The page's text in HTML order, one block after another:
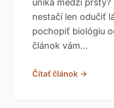
uniká medzi
nestačí len odučiť
pochopiť biológiu
článok vám...
Čítať článok →